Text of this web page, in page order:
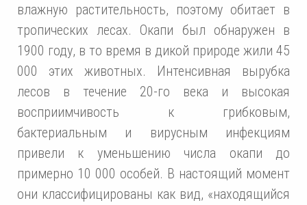
влажную растительность, поэтому обитает в
тропических лесах. Окапи был обнаружен в
1900 году, в то время в дикой природе жили 45
000 этих животных. Интенсивная вырубка
лесов в течение 20-го века и высокая
восприимчивость к грибковым,
бактериальным и вирусным инфекциям
привели к уменьшению числа окапи до
примерно 10 000 особей. В настоящий момент
они классифицированы как вид, «находящийся